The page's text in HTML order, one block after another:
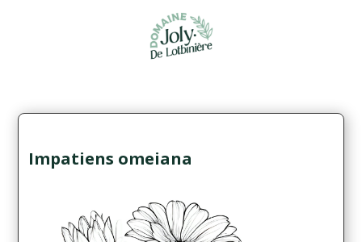
Impatiens omeiana